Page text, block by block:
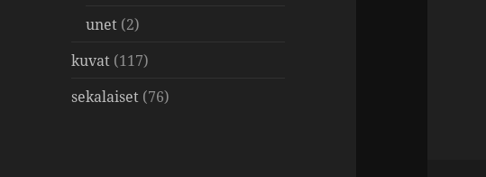
unet (2)
kuvat (117)
sekalaiset (76)